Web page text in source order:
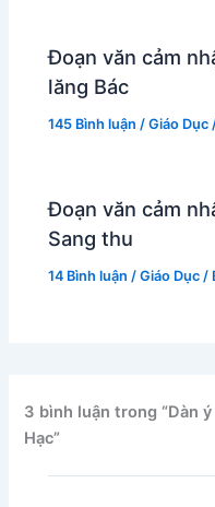
Đoạn văn cảm
lăng Bác
145 Bình luận /Giáo Dục
Đoạn văn cảm
Sang thu
14 Bình luận /Giáo Dục /
3 bình luận trong “Dàn
Hạc”